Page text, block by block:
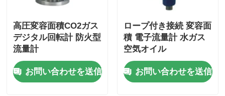
品質管理
お問い合わせ
高圧変容面積CO2ガス
デジタル回転計 防火型
流量計
お問い合わせを送信
ロープ付き接続 変容面
積 電子流量計 水ガス
空気オイル
お問い合わせを送信